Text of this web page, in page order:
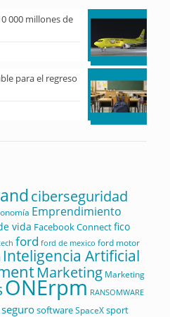
000 millones de
para el regreso
ciberseguridad
Emprendimiento
vida Facebook Connectfico
ford ford de mexico ford motor
Inteligencia Artificial
Marketing Marketing
ONErpm RANSOMWARE
segurosoftwareSpaceXsport